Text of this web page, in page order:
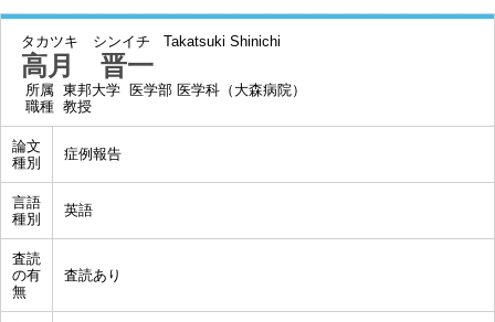
タカツキ シンイチ Takatsuki Shinichi
高月 晋一
所属 東邦大学 医学部 医学科（大森病院）
職種 教授
論文
種別
症例報告
言語
種別
英語
査読
の有
無
査読あり